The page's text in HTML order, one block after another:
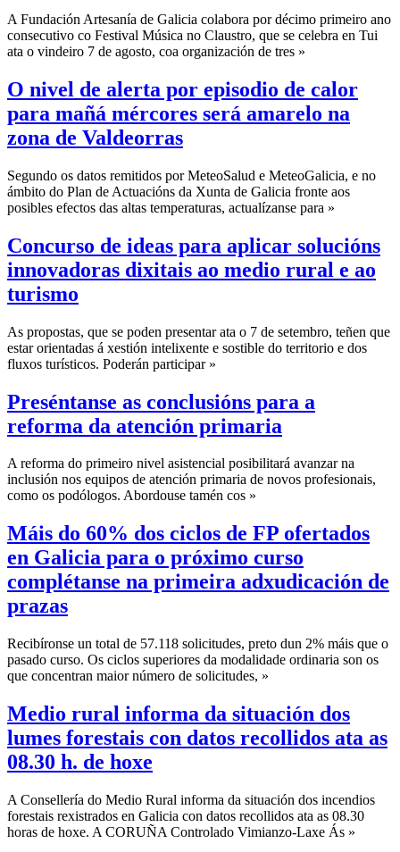
A Fundación Artesanía de Galicia colabora por décimo primeiro ano
consecutivo co Festival Música no Claustro, que se celebra en Tui
ata o vindeiro 7 de agosto, coa organización de tres »
O nivel de alerta por episodio de calor
para mañá mércores será amarelo na
zona de Valdeorras
Segundo os datos remitidos por MeteoSalud e MeteoGalicia, e no
ámbito do Plan de Actuacións da Xunta de Galicia fronte aos
posibles efectos das altas temperaturas, actualízanse para »
Concurso de ideas para aplicar solucións
innovadoras dixitais ao medio rural e ao
turismo
As propostas, que se poden presentar ata o 7 de setembro, teñen que
estar orientadas á xestión intelixente e sostible do territorio e dos
fluxos turísticos. Poderán participar »
Preséntanse as conclusións para a
reforma da atención primaria
A reforma do primeiro nivel asistencial posibilitará avanzar na
inclusión nos equipos de atención primaria de novos profesionais,
como os podólogos. Abordouse tamén cos »
Máis do 60% dos ciclos de FP ofertados
en Galicia para o próximo curso
complétanse na primeira adxudicación de
prazas
Recibíronse un total de 57.118 solicitudes, preto dun 2% máis que o
pasado curso. Os ciclos superiores da modalidade ordinaria son os
que concentran maior número de solicitudes, »
Medio rural informa da situación dos
lumes forestais con datos recollidos ata as
08.30 h. de hoxe
A Consellería do Medio Rural informa da situación dos incendios
forestais rexistrados en Galicia con datos recollidos ata as 08.30
horas de hoxe. A CORUÑA Controlado Vimianzo-Laxe Ás »